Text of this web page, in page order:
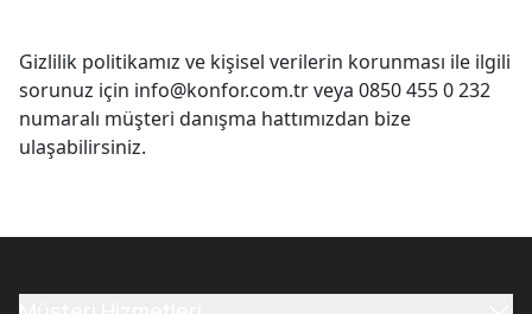
Gizlilik politikamız ve kişisel verilerin korunması ile ilgili
sorunuz için info@konfor.com.trveya 0850 455 0 232
numaralı müşteri danışma hattımızdan bize
ulaşabilirsiniz.